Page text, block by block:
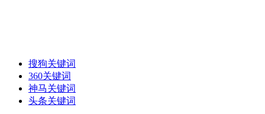
搜狗关键词
360关键词
神马关键词
头条关键词